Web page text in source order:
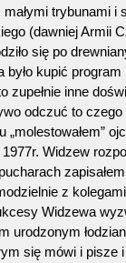
małymi trybunami
(dawniej Armii
się po
było kupić
zupełnie inne
odczuć to
„molestowałem”
Widzew
z
Widzewa
urodzonym
się mówi i pisze